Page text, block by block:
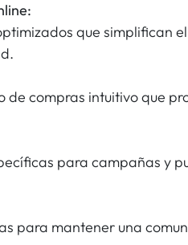
que simplifican
de compras intuitivo que
para campañas y
para mantener una